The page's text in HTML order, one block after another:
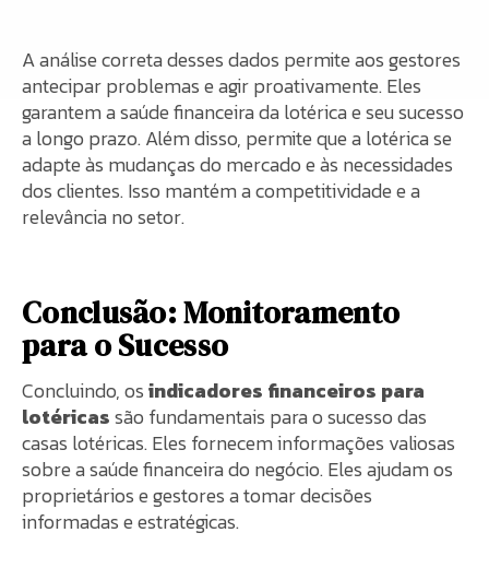
A análise correta desses dados permite aos gestores
antecipar problemas e agir proativamente. Eles
garantem a saúde financeira da lotérica e seu sucesso
a longo prazo. Além disso, permite que a lotérica se
adapte às mudanças do mercado e às necessidades
dos clientes. Isso mantém a competitividade e a
relevância no setor.
Conclusão: Monitoramento
para o Sucesso
Concluindo, osindicadores financeiros para
lotéricassão fundamentais para o sucesso das
casas lotéricas. Eles fornecem informações valiosas
sobre a saúde financeira do negócio. Eles ajudam os
proprietários e gestores a tomar decisões
informadas e estratégicas.